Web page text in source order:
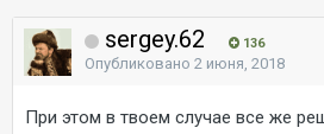
sergey.62 136
Опубликовано 2 июня, 2018
При этом в твоем случае все же